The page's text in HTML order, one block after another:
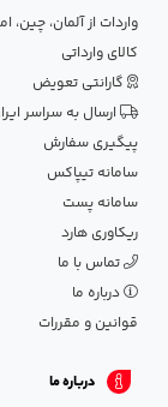
واردات از آلمان، چین،
کالای وارداتی
گارانتی تعویض
ارسال به سراسر
پیگیری سفارش
سامانه تیپاکس
سامانه پست
ریکاوری هارد
تماس با ما
درباره ما
قوانین و مقررات
درباره ما